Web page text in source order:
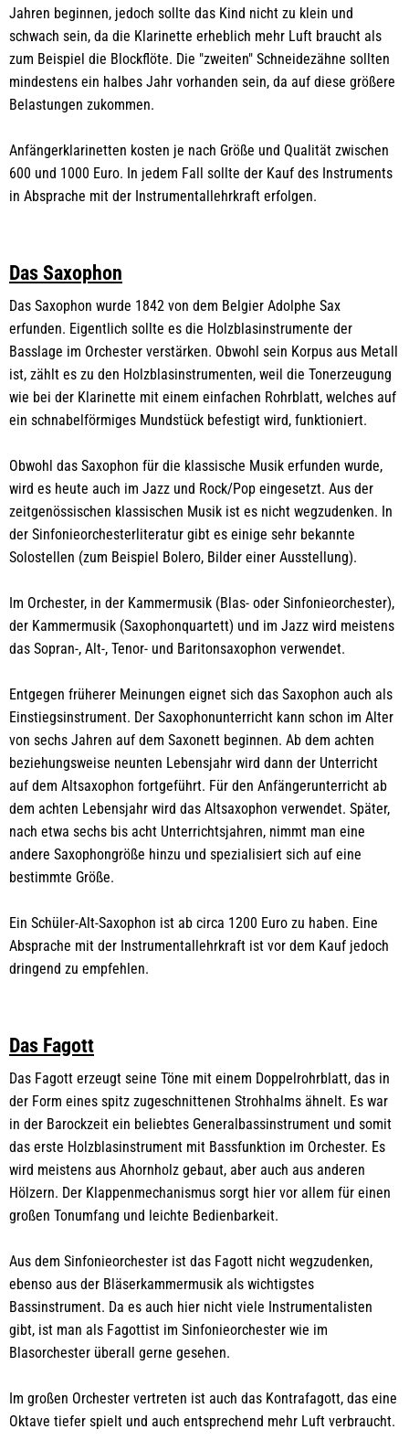
Jahren beginnen, jedoch sollte das Kind nicht zu klein und
schwach sein, da die Klarinette erheblich mehr Luft braucht als
zum Beispiel die Blockflöte. Die "zweiten" Schneidezähne sollten
mindestens ein halbes Jahr vorhanden sein, da auf diese größere
Belastungen zukommen.
Anfängerklarinetten kosten je nach Größe und Qualität zwischen
600 und 1000 Euro. In jedem Fall sollte der Kauf des Instruments
in Absprache mit der Instrumentallehrkraft erfolgen.
Das Saxophon
Das Saxophon wurde 1842 von dem Belgier Adolphe Sax
erfunden. Eigentlich sollte es die Holzblasinstrumente der
Basslage im Orchester verstärken. Obwohl sein Korpus aus Metall
ist, zählt es zu den Holzblasinstrumenten, weil die Tonerzeugung
wie bei der Klarinette mit einem einfachen Rohrblatt, welches auf
ein schnabelförmiges Mundstück befestigt wird, funktioniert.
Obwohl das Saxophon für die klassische Musik erfunden wurde,
wird es heute auch im Jazz und Rock/Pop eingesetzt. Aus der
zeitgenössischen klassischen Musik ist es nicht wegzudenken. In
der Sinfonieorchesterliteratur gibt es einige sehr bekannte
Solostellen (zum Beispiel Bolero, Bilder einer Ausstellung).
Im Orchester, in der Kammermusik (Blas- oder Sinfonieorchester),
der Kammermusik (Saxophonquartett) und im Jazz wird meistens
das Sopran-, Alt-, Tenor- und Baritonsaxophon verwendet.
Entgegen früherer Meinungen eignet sich das Saxophon auch als
Einstiegsinstrument. Der Saxophonunterricht kann schon im Alter
von sechs Jahren auf dem Saxonett beginnen. Ab dem achten
beziehungsweise neunten Lebensjahr wird dann der Unterricht
auf dem Altsaxophon fortgeführt. Für den Anfängerunterricht ab
dem achten Lebensjahr wird das Altsaxophon verwendet. Später,
nach etwa sechs bis acht Unterrichtsjahren, nimmt man eine
andere Saxophongröße hinzu und spezialisiert sich auf eine
bestimmte Größe.
Ein Schüler-Alt-Saxophon ist ab circa 1200 Euro zu haben. Eine
Absprache mit der Instrumentallehrkraft ist vor dem Kauf jedoch
dringend zu empfehlen.
Das Fagott
Das Fagott erzeugt seine Töne mit einem Doppelrohrblatt, das in
der Form eines spitz zugeschnittenen Strohhalms ähnelt. Es war
in der Barockzeit ein beliebtes Generalbassinstrument und somit
das erste Holzblasinstrument mit Bassfunktion im Orchester. Es
wird meistens aus Ahornholz gebaut, aber auch aus anderen
Hölzern. Der Klappenmechanismus sorgt hier vor allem für einen
großen Tonumfang und leichte Bedienbarkeit.
Aus dem Sinfonieorchester ist das Fagott nicht wegzudenken,
ebenso aus der Bläserkammermusik als wichtigstes
Bassinstrument. Da es auch hier nicht viele Instrumentalisten
gibt, ist man als Fagottist im Sinfonieorchester wie im
Blasorchester überall gerne gesehen.
Im großen Orchester vertreten ist auch das Kontrafagott, das eine
Oktave tiefer spielt und auch entsprechend mehr Luft verbraucht.